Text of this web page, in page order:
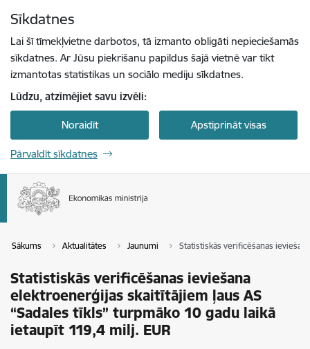
Sīkdatnes
Lai šī tīmekļvietne darbotos, tā izmanto obligāti nepieciešamās
sīkdatnes. Ar Jūsu piekrišanu papildus šajā vietnē var tikt
izmantotas statistikas un sociālo mediju sīkdatnes.
Lūdzu, atzīmējiet savu izvēli:
Noraidīt Apstiprināt visas
Pārvaldīt sīkdatnes
Sākums Aktualitātes Jaunumi Statistiskās verificēšanas
Statistiskās verificēšanas ieviešana
elektroenerģijas skaitītājiem ļaus AS
“Sadales tīkls” turpmāko 10 gadu laikā
ietaupīt 119,4 milj. EUR